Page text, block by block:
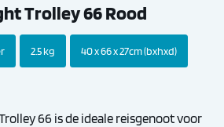
Trolley 66 Rood
2.5 kg 40 x 66 x 27cm (bxhxd)
66 is de ideale reisgenoot voor